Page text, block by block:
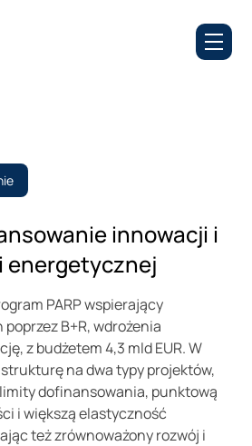
innowacji i
energetycznej
PARP wspierający
B+R, wdrożenia
z budżetem 4,3 mld EUR. W
na dwa typy projektów,
dofinansowania, punktową
i większą elastyczność
też zrównoważony rozwój i